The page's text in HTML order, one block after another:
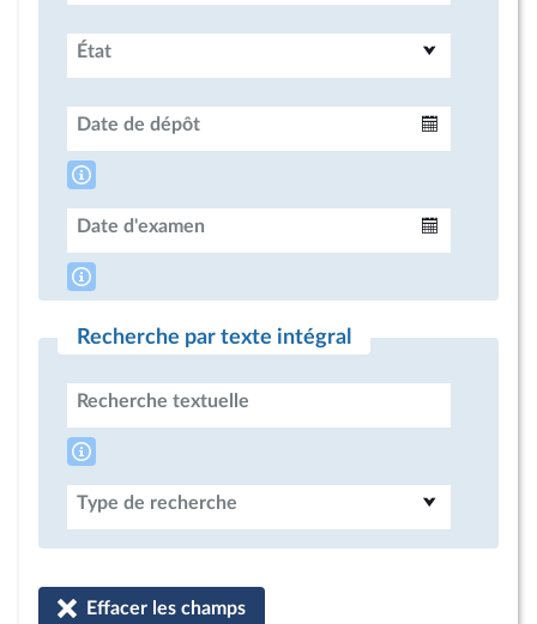
État
Date de dépôt
Date d'examen
Recherche par texte intégral
Recherche textuelle
Type de recherche
Effacer les champs